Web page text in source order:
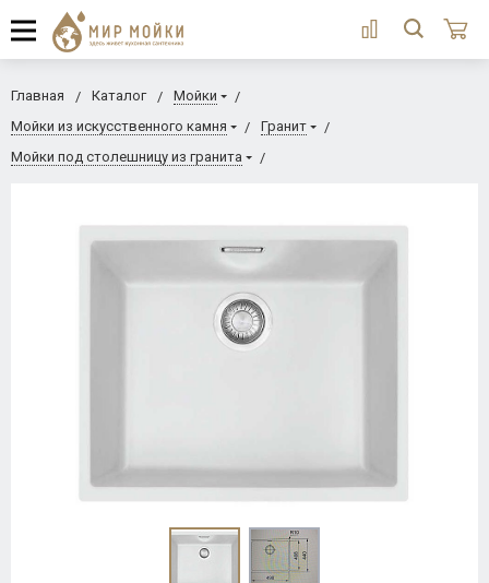
Главная Каталог
Мойки
Мойки из искусственного камня
Гранит
Мойки под столешницу из гранита